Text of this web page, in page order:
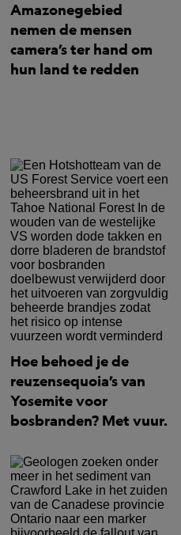
Amazonegebied
nemen de mensen
camera’s ter hand om
hun land te redden
Hoe behoed je de
reuzensequoia’s van
Yosemite voor
bosbranden? Met vuur.